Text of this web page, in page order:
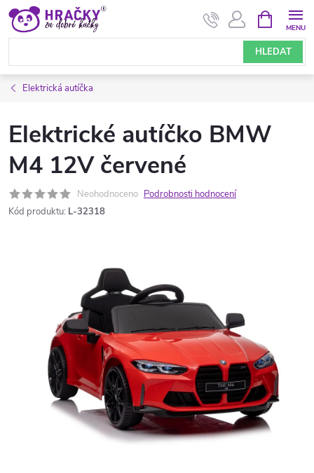
Přejít
obsah
HLEDAT
NÁKUPNÍ
KOŠÍK
Elektrická autíčka
Elektrické autíčko BMW
M4 12V červené
Neohodnoceno Podrobnosti hodnocení
Kód produktu: L-32318